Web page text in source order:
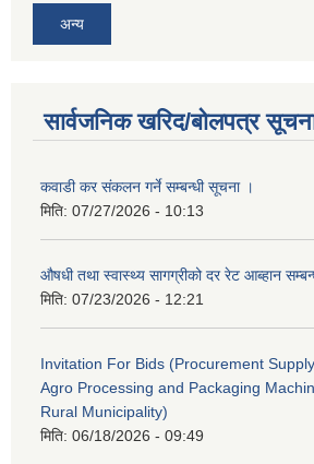
अन्य
सार्वजनिक खरिद/बोलपत्र
कवाडी कर संकलन गर्ने सम्बन्धी सूचना ।
मिति: 07/27/2026 - 10:13
औषधी तथा स्वास्थ्य सागग्रीको दर रेट आब्हान
मिति: 07/23/2026 - 12:21
Invitation For Bids (Procurement
Agro Processing and Packaging
Rural Municipality)
मिति: 06/18/2026 - 09:49